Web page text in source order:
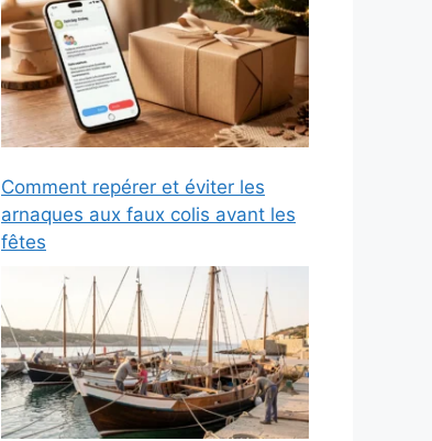
Comment repérer et éviter les
arnaques aux faux colis avant les
fêtes